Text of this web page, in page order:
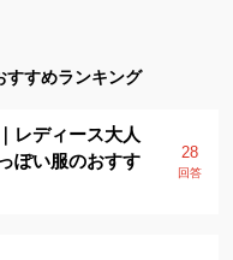
すすめランキング
レディース大人
ぽい服のおすす
28
回答